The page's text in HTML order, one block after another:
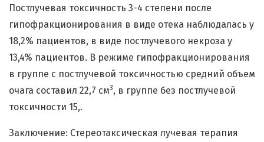
Постлучевая токсичность 3-4 степени после
гипофракционирования в виде отека наблюдалась у
18,2% пациентов, в виде постлучевого некроза у
13,4% пациентов. В режиме гипофракционирования
в группе с постлучевой токсичностью средний объем
очага составил 22,7 см3, в группе без постлучевой
токсичности 15,.
Заключение: Стереотаксическая лучевая терапия